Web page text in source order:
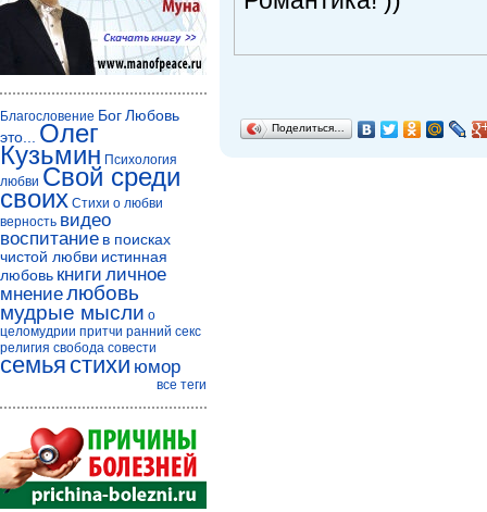
Поделиться…
Благословение БогЛюбовь
это...
Олег
Кузьмин Психология
любви Свой среди
своих Стихи о любви
верность видео
воспитание в поисках
чистой любви истинная
любовь книги личное
мнениелюбовь
мудрые мысли о
целомудрии притчи ранний секс
религия свобода совести
семья стихи юмор
все теги